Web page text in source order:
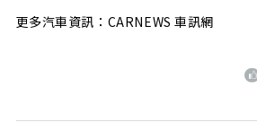
更多汽車資訊：CARNEWS 車訊網